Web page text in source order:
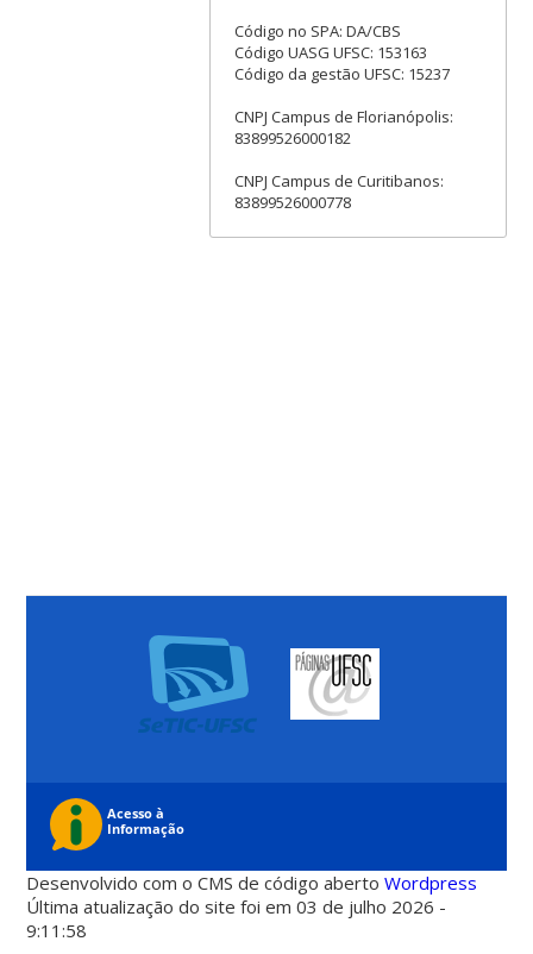
Código no SPA: DA/CBS
Código UASG UFSC: 153163
Código da gestão UFSC: 15237
CNPJ Campus de Florianópolis:
83899526000182
CNPJ Campus de Curitibanos:
83899526000778
Desenvolvido com o CMS de código abertoWordpress
Última atualização do site foi em 03 de julho 2026 -
9:11:58